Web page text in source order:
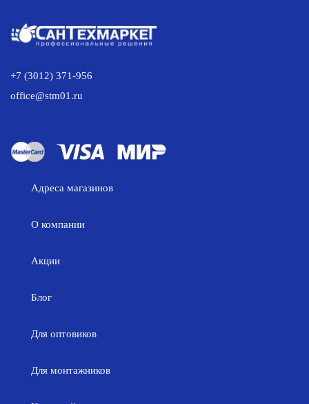
+7 (3012) 371-956
office@stm01.ru
Адреса магазинов
О компании
Акции
Блог
Для оптовиков
Для монтажников